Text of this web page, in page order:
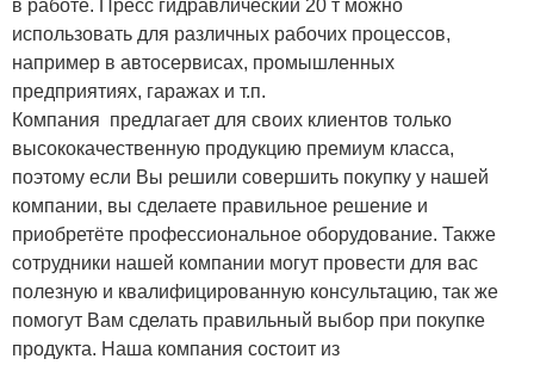
в работе. Пресс гидравлический 20 т можно
использовать для различных рабочих процессов,
например в автосервисах, промышленных
предприятиях, гаражах и т.п.
Компания предлагает для своих клиентов только
высококачественную продукцию премиум класса,
поэтому если Вы решили совершить покупку у нашей
компании, вы сделаете правильное решение и
приобретёте профессиональное оборудование. Также
сотрудники нашей компании могут провести для вас
полезную и квалифицированную консультацию, так же
помогут Вам сделать правильный выбор при покупке
продукта. Наша компания состоит из